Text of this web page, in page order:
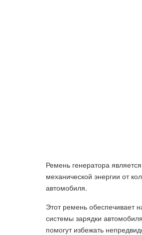
Ремень генератора
механической энергии от
автомобиля.
Этот ремень обеспечивает
системы зарядки
помогут избежать